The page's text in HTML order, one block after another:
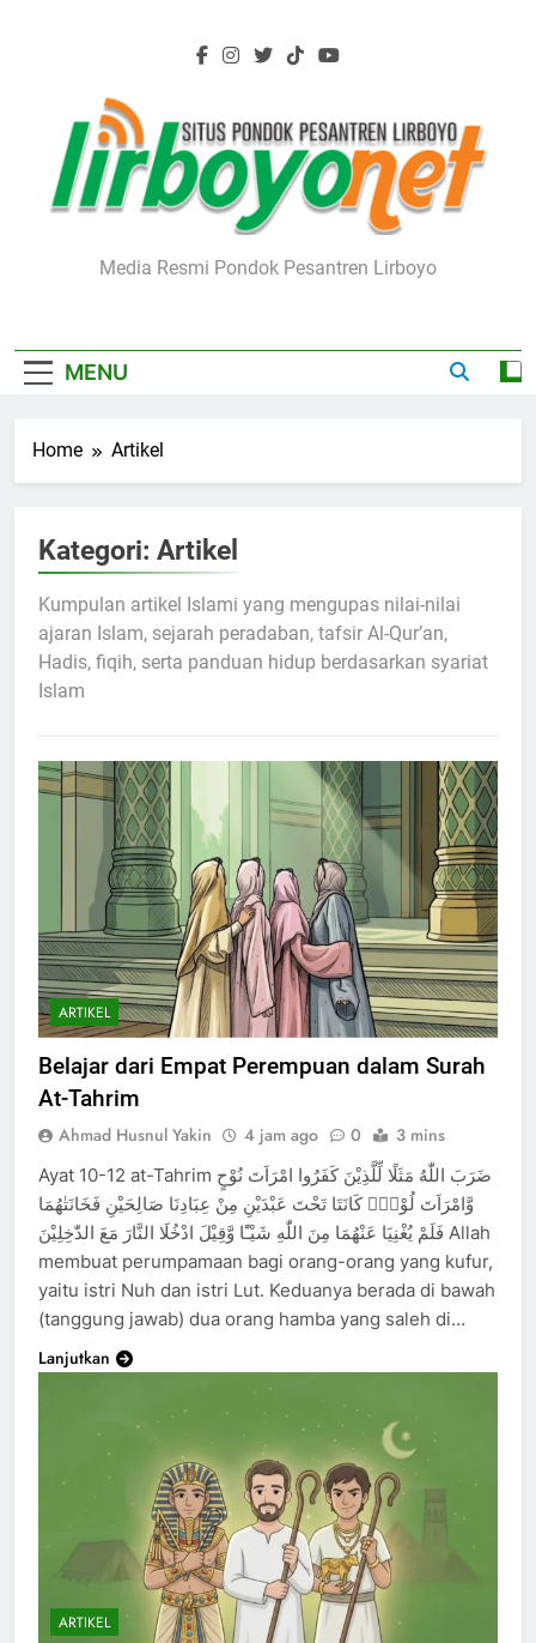
Lirboyo.net
Media Resmi Pondok Pesantren Lirboyo
MENU
Home Artikel
Kategori: Artikel
Kumpulan artikel Islami yang mengupas nilai-nilai
ajaran Islam, sejarah peradaban, tafsir Al-Qur’an,
Hadis, fiqih, serta panduan hidup berdasarkan syariat
Islam
ARTIKEL
Belajar dari Empat Perempuan dalam Surah
At-Tahrim
Ahmad Husnul Yakin 4 jam ago 0 3 mins
Ayat 10-12 at-Tahrim ضَرَبَ اللّٰهُ مَثَلًا لِّلَّذِيْنَ كَفَرُوا امْرَاَتَ نُوْحٍ
وَّامْرَاَتَ لُوْطٍۗ كَانَتَا تَحْتَ عَبْدَيْنِ مِنْ عِبَادِنَا صَالِحَيْنِ فَخَانَتٰهُمَا
فَلَمْ يُغْنِيَا عَنْهُمَا مِنَ اللّٰهِ شَيْـًٔا وَّقِيْلَ ادْخُلَا النَّارَ مَعَ الدّٰخِلِيْنَ Allah
membuat perumpamaan bagi orang-orang yang kufur,
yaitu istri Nuh dan istri Lut. Keduanya berada di bawah
(tanggung jawab) dua orang hamba yang saleh di…
Lanjutkan
ARTIKEL